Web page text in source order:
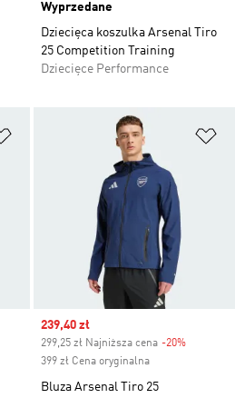
Wyprzedane
Dziecięca koszulka Arsenal Tiro
25 Competition Training
Dziecięce Performance
Dodaj do listy życzeń
Sale price
239,40 zł
299,25 zł Najniższa cena -20%
399 zł Cena oryginalna
Bluza Arsenal Tiro 25